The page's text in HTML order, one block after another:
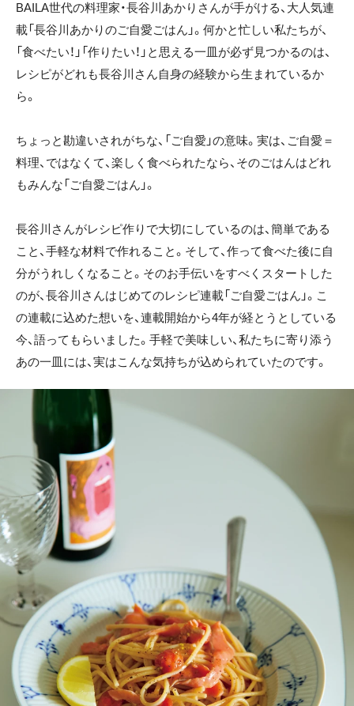
BAILA世代の料理家・長谷川あかりさんが手がける、大人気連
載「長谷川あかりのご自愛ごはん」。何かと忙しい私たちが、
「食べたい！」「作りたい！」と思える一皿が必ず見つかるのは、
レシピがどれも長谷川さん自身の経験から生まれているか
ら。
ちょっと勘違いされがちな、「ご自愛」の意味。実は、ご自愛＝
料理、ではなくて、楽しく食べられたなら、そのごはんはどれ
もみんな「ご自愛ごはん」。
長谷川さんがレシピ作りで大切にしているのは、簡単である
こと、手軽な材料で作れること。そして、作って食べた後に自
分がうれしくなること。そのお手伝いをすべくスタートした
のが、長谷川さんはじめてのレシピ連載「ご自愛ごはん」。こ
の連載に込めた想いを、連載開始から4年が経とうとしている
今、語ってもらいました。手軽で美味しい、私たちに寄り添う
あの一皿には、実はこんな気持ちが込められていたのです。